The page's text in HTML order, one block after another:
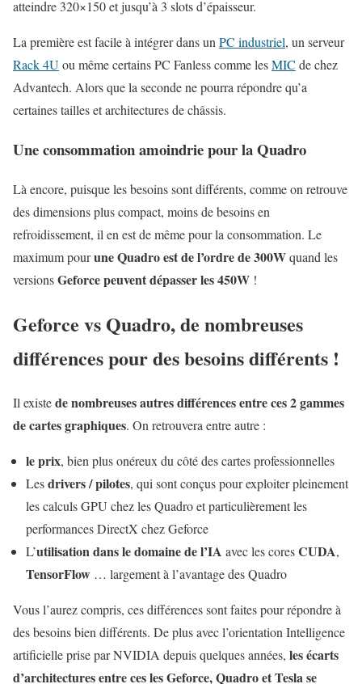
atteindre 320×150 et jusqu’à 3 slots d’épaisseur.
La première est facile à intégrer dans unPC industriel, un serveur
Rack 4Uou même certains PC Fanless comme lesMIC de chez
Advantech. Alors que la seconde ne pourra répondre qu’a
certaines tailles et architectures de châssis.
Une consommation amoindrie pour la Quadro
Là encore, puisque les besoins sont différents, comme on retrouve
des dimensions plus compact, moins de besoins en
refroidissement, il en est de même pour la consommation. Le
maximum pourune Quadro est de l’ordre de 300Wquand les
versionsGeforce peuvent dépasser les 450W !
Geforce vs Quadro, de nombreuses
différences pour des besoins différents !
Il existede nombreuses autres différences entre ces 2 gammes
de cartes graphiques. On retrouvera entre autre :
le prix, bien plus onéreux du côté des cartes professionnelles
Lesdrivers / pilotes, qui sont conçus pour exploiter pleinement
les calculs GPU chez les Quadro et particulièrement les
performances DirectX chez Geforce
L’utilisation dans le domaine de l’IA avec les coresCUDA,
TensorFlow … largement à l’avantage des Quadro
Vous l’aurez compris, ces différences sont faites pour répondre à
des besoins bien différents. De plus avec l’orientation Intelligence
artificielle prise par NVIDIA depuis quelques années, les écarts
d’architectures entre ces les Geforce, Quadro et Tesla se